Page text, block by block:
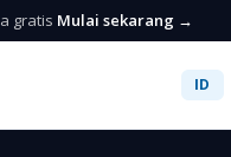
gratis Mulai sekarang →
ID